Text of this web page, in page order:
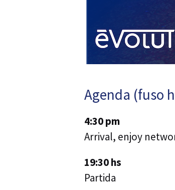
Agenda (fuso
4:30 pm
Arrival, enjoy
19:30 hs
Partida